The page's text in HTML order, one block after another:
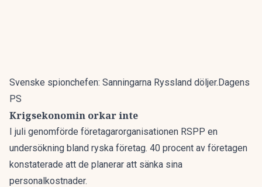
Svenske spionchefen: Sanningarna Ryssland döljer.Dagens
PS
Krigsekonomin orkar inte
I juli genomförde företagarorganisationen RSPP en
undersökning bland ryska företag. 40 procent av företagen
konstaterade att de planerar att sänka sina
personalkostnader.